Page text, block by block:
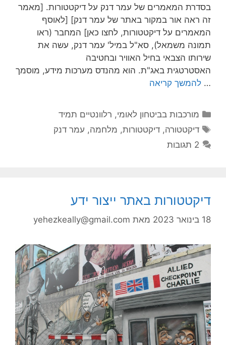
בסדרת המאמרים של עמר דנק על דיקטטורות. [מאמר
זה ראה אור במקור באתר של עמר דנק] [לאוסף
המאמרים על דיקטטורות, לחצו כאן] המחבר (ראו
תמונה משמאל), סא"ל במיל' עמר דנק, עשה את
שירותו הצבאי בחיל האוויר ובחטיבה
האסטרטגית באג"ת. הוא מהנדס מערכות מידע, מוסמך
… להמשך קריאה
קטגוריות
מורכבות בביטחון לאומי, רלוונטיים תמיד
תגיות
דיקטטורה,דיקטטורות, מלחמה, עמר דנק
2 תגובות
דיקטטורות באתר ייצור ידע
18 בינואר 2023 מאת yehezkeally@gmail.com